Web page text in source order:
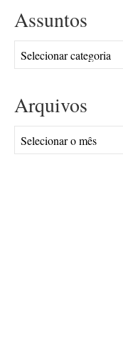
Assuntos
Assuntos
Arquivos
Arquivos